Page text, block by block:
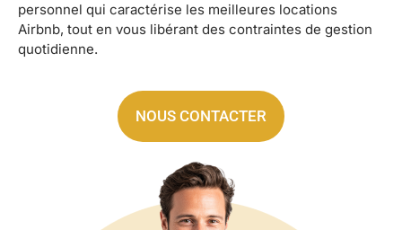
personnel qui caractérise les meilleures locations
Airbnb, tout en vous libérant des contraintes de gestion
quotidienne.
NOUS CONTACTER